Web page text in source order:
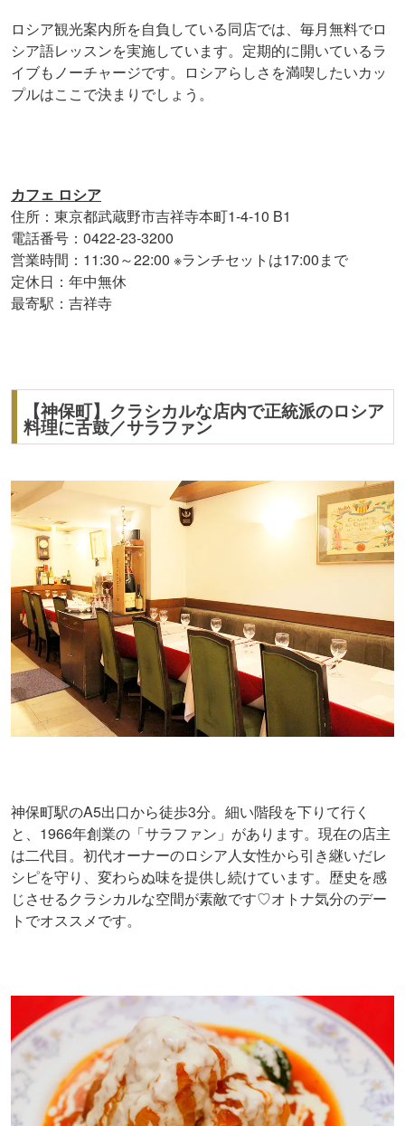
ロシア観光案内所を自負している同店では、毎月無料でロ
シア語レッスンを実施しています。定期的に開いているラ
イブもノーチャージです。ロシアらしさを満喫したいカッ
プルはここで決まりでしょう。
カフェ ロシア
住所：東京都武蔵野市吉祥寺本町1-4-10 B1
電話番号：0422-23-3200
営業時間：11:30～22:00 ※ランチセットは17:00まで
定休日：年中無休
最寄駅：吉祥寺
【神保町】クラシカルな店内で正統派のロシア
料理に舌鼓／サラファン
神保町駅のA5出口から徒歩3分。細い階段を下りて行く
と、1966年創業の「サラファン」があります。現在の店主
は二代目。初代オーナーのロシア人女性から引き継いだレ
シピを守り、変わらぬ味を提供し続けています。歴史を感
じさせるクラシカルな空間が素敵です♡オトナ気分のデー
トでオススメです。